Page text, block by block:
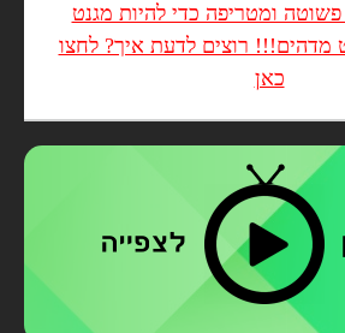
ומטריפה כדי להיות מגנט
מדהים!!! רוצים לדעת איך? לחצו
כאן